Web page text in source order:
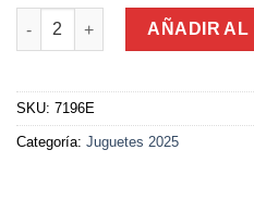
Muñeca 28Cm con Múltiples
AÑADIR AL
SKU: 7196E
Categoría: Juguetes 2025